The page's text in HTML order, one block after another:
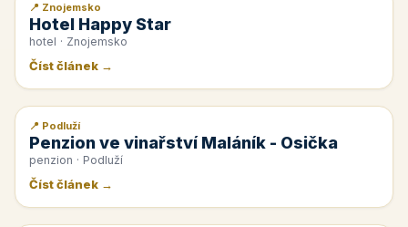
📰 PR článek
📍 Znojemsko
Hotel Happy Star
hotel · Znojemsko
Číst článek →
📰 PR článek
📍 Podluží
Penzion ve vinařství Maláník - Osička
penzion · Podluží
Číst článek →